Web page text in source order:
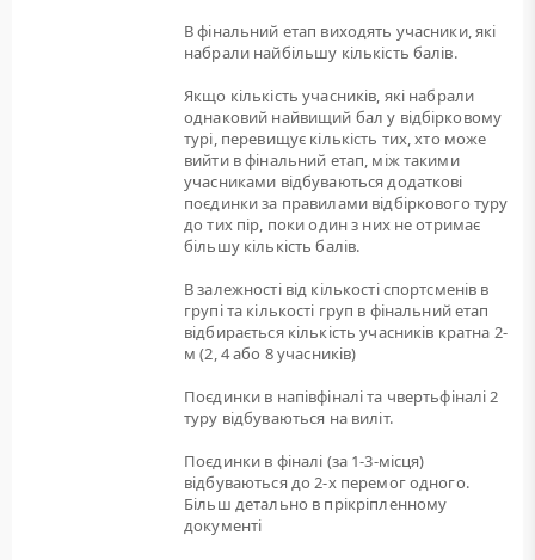
В фінальний етап виходять учасники, які
набрали найбільшу кількість балів.
Якщо кількість учасників, які набрали
однаковий найвищий бал у відбірковому
турі, перевищує кількість тих, хто може
вийти в фінальний етап, між такими
учасниками відбуваються додаткові
поєдинки за правилами відбіркового туру
до тих пір, поки один з них не отримає
більшу кількість балів.
В залежності від кількості спортсменів в
групі та кількості груп в фінальний етап
відбирається кількість учасників кратна 2-
м (2, 4 або 8 учасників)
Поєдинки в напівфіналі та чвертьфіналі 2
туру відбуваються на виліт.
Поєдинки в фіналі (за 1-3-місця)
відбуваються до 2-х перемог одного.
Більш детально в прікріпленному
документі